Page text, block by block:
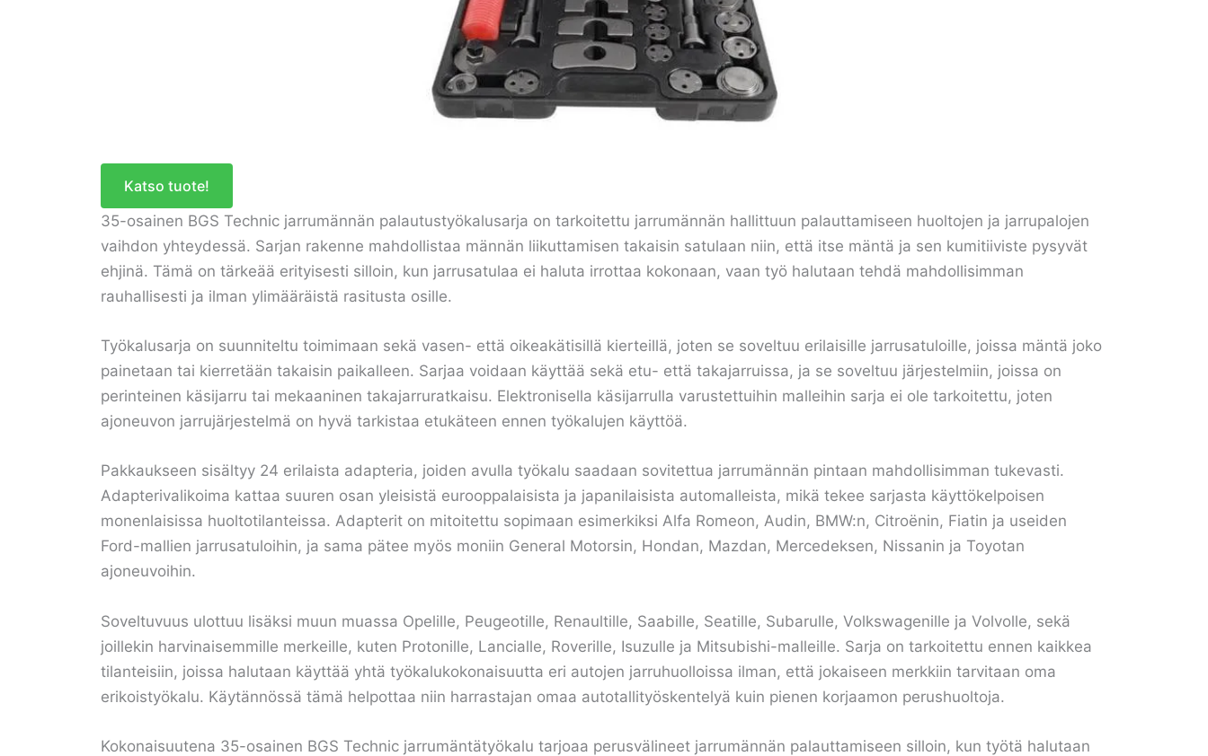
Katso tuote!
35-osainen BGS Technic jarrumännän palautustyökalusarja on tarkoitettu jarrumännän hallittuun palauttamiseen huoltojen ja jarrupalojen
vaihdon yhteydessä. Sarjan rakenne mahdollistaa männän liikuttamisen takaisin satulaan niin, että itse mäntä ja sen kumitiiviste pysyvät
ehjinä. Tämä on tärkeää erityisesti silloin, kun jarrusatulaa ei haluta irrottaa kokonaan, vaan työ halutaan tehdä mahdollisimman
rauhallisesti ja ilman ylimääräistä rasitusta osille.
Työkalusarja on suunniteltu toimimaan sekä vasen- että oikeakätisillä kierteillä, joten se soveltuu erilaisille jarrusatuloille, joissa mäntä joko
painetaan tai kierretään takaisin paikalleen. Sarjaa voidaan käyttää sekä etu- että takajarruissa, ja se soveltuu järjestelmiin, joissa on
perinteinen käsijarru tai mekaaninen takajarruratkaisu. Elektronisella käsijarrulla varustettuihin malleihin sarja ei ole tarkoitettu, joten
ajoneuvon jarrujärjestelmä on hyvä tarkistaa etukäteen ennen työkalujen käyttöä.
Pakkaukseen sisältyy 24 erilaista adapteria, joiden avulla työkalu saadaan sovitettua jarrumännän pintaan mahdollisimman tukevasti.
Adapterivalikoima kattaa suuren osan yleisistä eurooppalaisista ja japanilaisista automalleista, mikä tekee sarjasta käyttökelpoisen
monenlaisissa huoltotilanteissa. Adapterit on mitoitettu sopimaan esimerkiksi Alfa Romeon, Audin, BMW:n, Citroënin, Fiatin ja useiden
Ford-mallien jarrusatuloihin, ja sama pätee myös moniin General Motorsin, Hondan, Mazdan, Mercedeksen, Nissanin ja Toyotan
ajoneuvoihin.
Soveltuvuus ulottuu lisäksi muun muassa Opelille, Peugeotille, Renaultille, Saabille, Seatille, Subarulle, Volkswagenille ja Volvolle, sekä
joillekin harvinaisemmille merkeille, kuten Protonille, Lancialle, Roverille, Isuzulle ja Mitsubishi-malleille. Sarja on tarkoitettu ennen kaikkea
tilanteisiin, joissa halutaan käyttää yhtä työkalukokonaisuutta eri autojen jarruhuolloissa ilman, että jokaiseen merkkiin tarvitaan oma
erikoistyökalu. Käytännössä tämä helpottaa niin harrastajan omaa autotallityöskentelyä kuin pienen korjaamon perushuoltoja.
Kokonaisuutena 35-osainen BGS Technic jarrumäntätyökalu tarjoaa perusvälineet jarrumännän palauttamiseen silloin, kun työtä halutaan